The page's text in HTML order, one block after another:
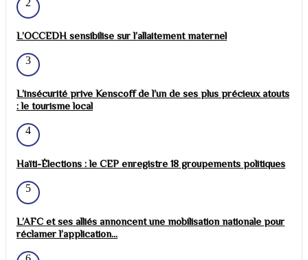
2
L’OCCEDH sensibilise sur l’allaitement maternel
3
L’insécurité prive Kenscoff de l’un de ses plus précieux atouts
: le tourisme local
4
Haïti-Élections : le CEP enregistre 18 groupements politiques
5
L’AFC et ses alliés annoncent une mobilisation nationale pour
réclamer l’application...